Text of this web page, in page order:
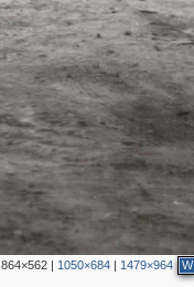
864×562| 1050×684| 1479×964 W